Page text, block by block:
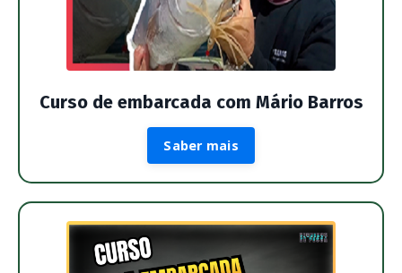
Curso de embarcada com Mário Barros
Saber mais